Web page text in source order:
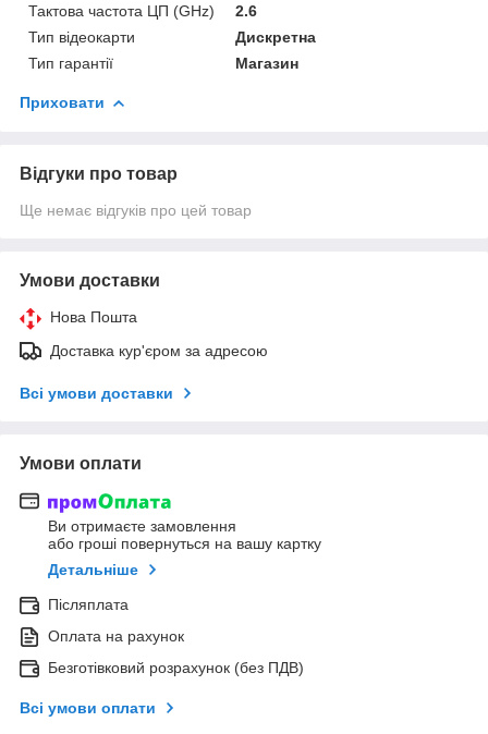
Тактова частота ЦП (GHz)
2.6
Тип відеокарти
Дискретна
Тип гарантії
Магазин
Приховати
Відгуки про товар
Ще немає відгуків про цей товар
Умови доставки
Нова Пошта
Доставка кур'єром за адресою
Всі умови доставки
Умови оплати
Ви отримаєте замовлення
або гроші повернуться на вашу картку
Детальніше
Післяплата
Оплата на рахунок
Безготівковий розрахунок (без ПДВ)
Всі умови оплати